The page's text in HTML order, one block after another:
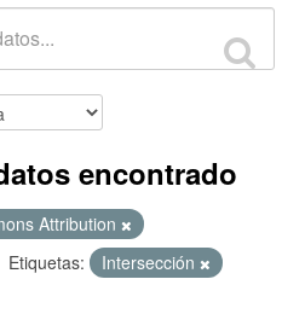
encontrado
Attribution
Etiquetas:
Intersección